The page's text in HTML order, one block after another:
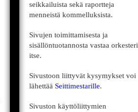
seikkailuista sekä raportteja
menneistä kommelluksista.
Sivujen toimittamisesta ja
sisällöntuotannosta vastaa orkesteri
itse.
Sivustoon liittyvät kysymykset voi
lähettää Seittimestarille.
Sivuston käyttöliittymien